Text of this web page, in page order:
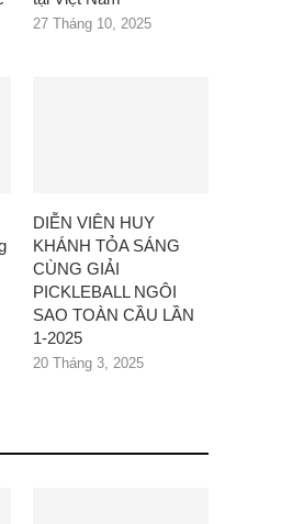
27 Tháng 10, 2025
DIỄN VIÊN HUY
KHÁNH TỎA SÁNG
CÙNG GIẢI
PICKLEBALL NGÔI
SAO TOÀN CẦU LẦN
1-2025
20 Tháng 3, 2025